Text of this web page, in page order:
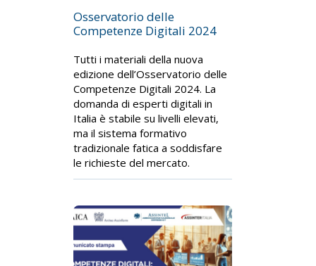
Osservatorio delle
Competenze Digitali 2024
Tutti i materiali della nuova
edizione dell’Osservatorio delle
Competenze Digitali 2024. La
domanda di esperti digitali in
Italia è stabile su livelli elevati,
ma il sistema formativo
tradizionale fatica a soddisfare
le richieste del mercato.